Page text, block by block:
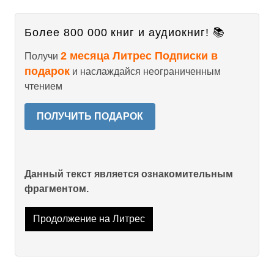
Более 800 000 книг и аудиокниг! 📚
Получи 2 месяца Литрес Подписки в
подарок и наслаждайся неограниченным
чтением
ПОЛУЧИТЬ ПОДАРОК
Данный текст является ознакомительным
фрагментом.
Продолжение на Литрес